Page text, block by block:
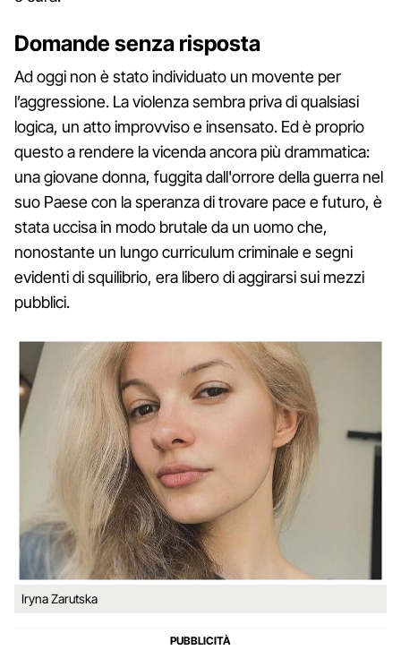
Domande senza risposta
Ad oggi non è stato individuato un movente per
l’aggressione. La violenza sembra priva di qualsiasi
logica, un atto improvviso e insensato. Ed è proprio
questo a rendere la vicenda ancora più drammatica:
una giovane donna, fuggita dall'orrore della guerra nel
suo Paese con la speranza di trovare pace e futuro, è
stata uccisa in modo brutale da un uomo che,
nonostante un lungo curriculum criminale e segni
evidenti di squilibrio, era libero di aggirarsi sui mezzi
pubblici.
Iryna Zarutska